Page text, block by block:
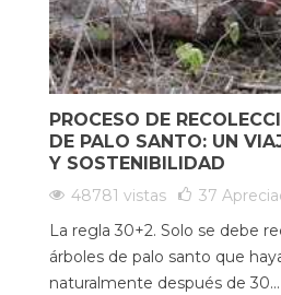
PROCESO DE
DE PALO SANTO: UN
Y SOSTENIBILIDAD
48781 vistas 37
La regla 30+2. Solo se debe
árboles de palo santo que
naturalmente después de 30...